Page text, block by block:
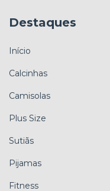
Destaques
Início
Calcinhas
Camisolas
Plus Size
Sutiãs
Pijamas
Fitness